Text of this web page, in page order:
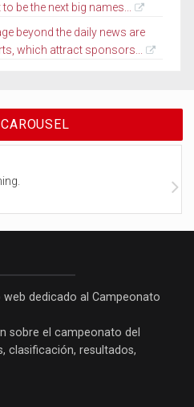
be the next big names...
beyond the daily news are
which attract sponsors...
dedicado al Campeonato
sobre el campeonato del
clasificación, resultados,